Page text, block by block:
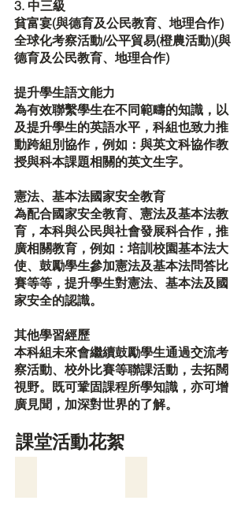
3. 中三級
貧富宴(與德育及公民教育、地理合作)
全球化考察活動/公平貿易(橙農活動)(與
德育及公民教育、地理合作)
提升學生語文能力
為有效聯繫學生在不同範疇的知識，以
及提升學生的英語水平，科組也致力推
動跨組別協作，例如：與英文科協作教
授與科本課題相關的英文生字。
憲法、基本法國家安全教育
為配合國家安全教育、憲法及基本法教
育，本科與公民與社會發展科合作，推
廣相關教育，例如：培訓校園基本法大
使、鼓勵學生參加憲法及基本法問答比
賽等等，提升學生對憲法、基本法及國
家安全的認識。
其他學習經歷
本科組未來會繼續鼓勵學生通過交流考
察活動、校外比賽等聯課活動，去拓闊
視野。既可鞏固課程所學知識，亦可增
廣見聞，加深對世界的了解。
課堂活動花絮